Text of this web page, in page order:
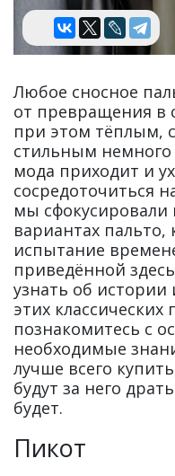
Любое сносное
от превращения в
при этом тёплым,
стильным немного
мода приходит и
сосредоточиться
мы
вариантах
испытание
приведённой
узнать об
этих классических
познакомитесь с
необходимые
лучше всего
будут за него
будет.
Пикот